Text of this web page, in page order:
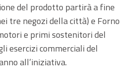
del prodotto partirà a fine
tre negozi della città) e Forno
e primi sostenitori del
esercizi commerciali del
all’iniziativa.